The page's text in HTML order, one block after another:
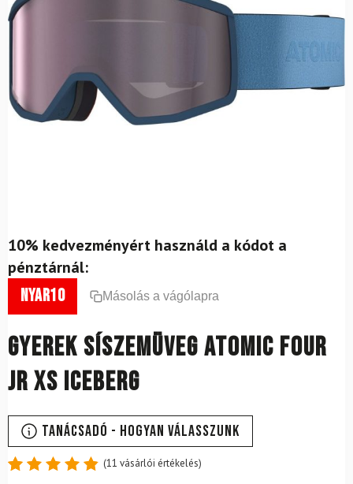
10% kedvezményért használd a kódot a
pénztárnál:
nyar10 Másolás a vágólapra
Gyerek síszemüveg ATOMIC Four
JR XS Iceberg
Tanácsadó - Hogyan válasszunk
(11 vásárlói értékelés)